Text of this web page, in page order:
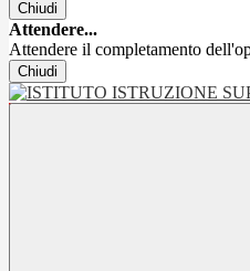
Chiudi
Attendere...
Attendere il completamento
Chiudi